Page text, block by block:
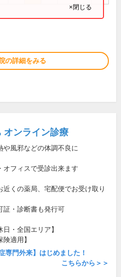
×閉じる
の詳細をみる
オンライン診療
や風邪などの体調不良に
オフィスで受診出来ます
近くの薬局、宅配便でお受け取り
証・診断書も発行可
日・全国エリア】
険適用】
専門外来】はじめました！
こちらから＞＞